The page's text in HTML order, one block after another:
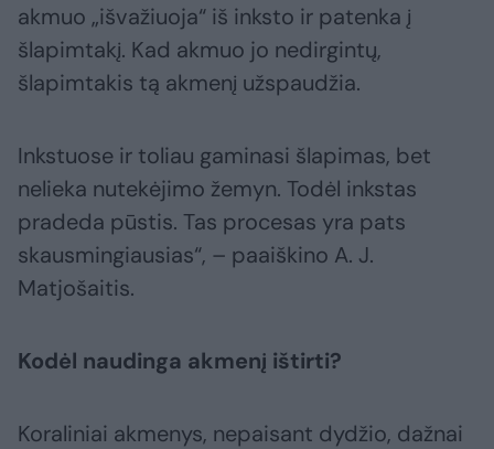
akmuo „išvažiuoja“ iš inksto ir patenka į
šlapimtakį. Kad akmuo jo nedirgintų,
šlapimtakis tą akmenį užspaudžia.
Inkstuose ir toliau gaminasi šlapimas, bet
nelieka nutekėjimo žemyn. Todėl inkstas
pradeda pūstis. Tas procesas yra pats
skausmingiausias“, – paaiškino A. J.
Matjošaitis.
Kodėl naudinga akmenį ištirti?
Koraliniai akmenys, nepaisant dydžio, dažnai